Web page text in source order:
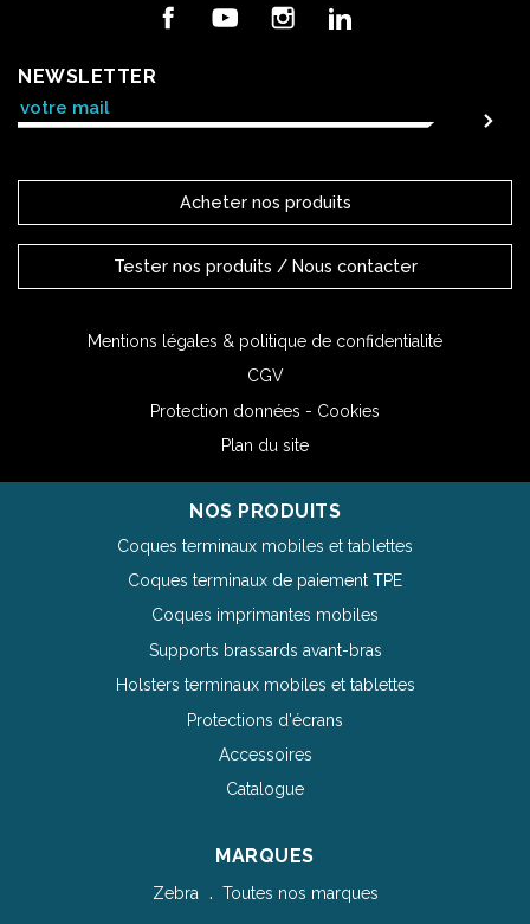
NEWSLETTER
Acheter nos produits
Tester nos produits / Nous contacter
NOS PRODUITS
Coques terminaux mobiles et tablettes
Coques terminaux de paiement TPE
Coques imprimantes mobiles
Supports brassards avant-bras
Holsters terminaux mobiles et tablettes
Protections d'écrans
Accessoires
Catalogue
MARQUES
Zebra Toutes nos marques
Mentions légales & politique de confidentialité
CGV
Protection données - Cookies
Plan du site
FacebookYouTube Instagram